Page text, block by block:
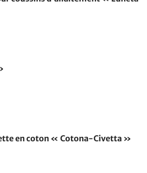
en coton « Cotona-Civetta »